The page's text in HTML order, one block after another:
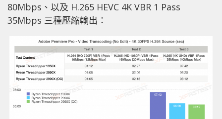
80Mbps、以及 H.265 HEVC 4K VBR 1 Pass
35Mbps 三種壓縮輸出：